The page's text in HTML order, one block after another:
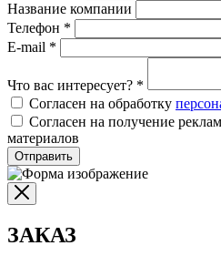
Название компании
Телефон *
E-mail *
Что вас интересует? *
Согласен на обработку
Согласен на получение
материалов
Отправить
ЗАКАЗ